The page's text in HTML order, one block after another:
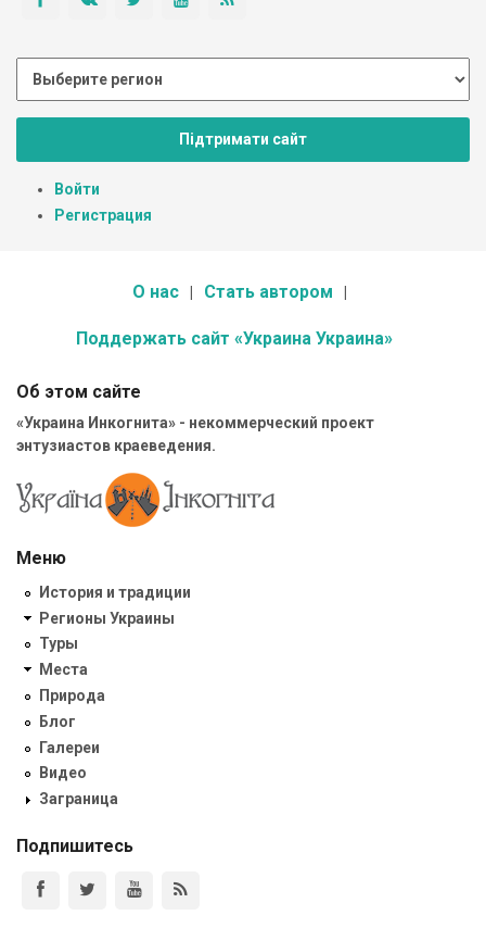
Підтримати сайт
Войти
Регистрация
О нас Стать автором
Поддержать сайт «Украина Украина»
Об этом сайте
«Украина Инкогнита» - некоммерческий проект
энтузиастов краеведения.
Меню
История и традиции
Регионы Украины
Туры
Места
Природа
Блог
Галереи
Видео
Заграница
Подпишитесь